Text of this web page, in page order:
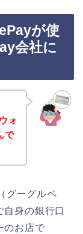
が使
会社に
ォ
で
グーグルペ
自身の銀行口
のお店で